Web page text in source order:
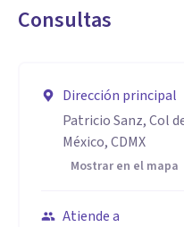
Consultas
Dirección principal
Patricio Sanz, Col
México, CDMX
Mostrar en el mapa
Atiende a